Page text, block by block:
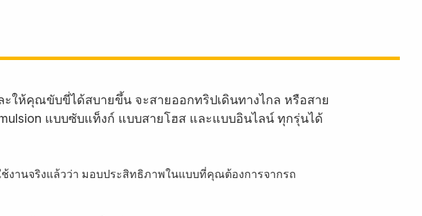
ะให้คุณขับขี่ได้สบายขึ้น จะสายออกทริปเดินทางไกล หรือสาย
แบบซับแท็งก์ แบบสายโฮส และแบบอินไลน์ ทุกรุ่นได้
ช้งานจริงแล้วว่า มอบประสิทธิภาพในแบบที่คุณต้องการจากรถ